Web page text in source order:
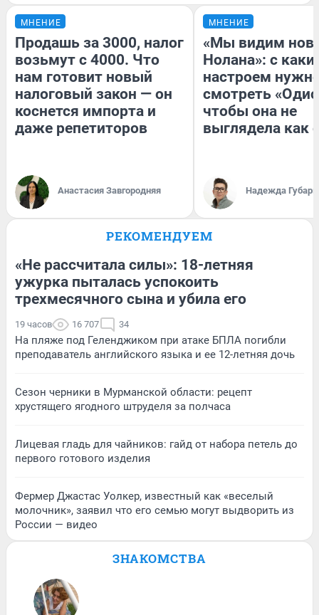
МНЕНИЕ
Продашь за 3000, налог
возьмут с 4000. Что
нам готовит новый
налоговый закон — он
коснется импорта и
даже репетиторов
Анастасия Завгородняя
МНЕНИЕ
«Мы видим
Нолана»: с
настроем
смотреть
чтобы она не
выглядела как
Надежда Губарь
РЕКОМЕНДУЕМ
«Не рассчитала силы»: 18-летняя
ужурка пыталась успокоить
трехмесячного сына и убила его
19 часов 16 707 34
На пляже под Геленджиком при атаке БПЛА погибли
преподаватель английского языка и ее 12-летняя дочь
Сезон черники в Мурманской области: рецепт
хрустящего ягодного штруделя за полчаса
Лицевая гладь для чайников: гайд от набора петель до
первого готового изделия
Фермер Джастас Уолкер, известный как «веселый
молочник», заявил что его семью могут выдворить из
России — видео
ЗНАКОМСТВА